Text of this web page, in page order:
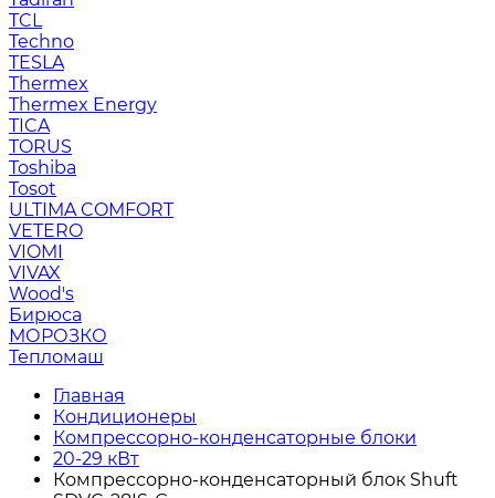
TCL
Techno
TESLA
Thermex
Thermex Energy
TICA
TORUS
Toshiba
Tosot
ULTIMA COMFORT
VETERO
VIOMI
VIVAX
Wood's
Бирюса
МОРОЗКО
Тепломаш
Главная
Кондиционеры
Компрессорно-конденсаторные блоки
20-29 кВт
Компрессорно-конденсаторный блок Shuft